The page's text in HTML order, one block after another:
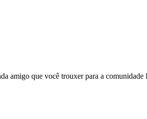
amigo que você trouxer para a